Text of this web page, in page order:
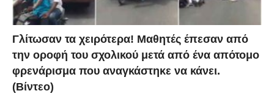
Γλίτωσαν τα χειρότερα! Μαθητές έπεσαν από
την οροφή του σχολικού μετά από ένα απότομο
φρενάρισμα που αναγκάστηκε να κάνει.
(Βίντεο)